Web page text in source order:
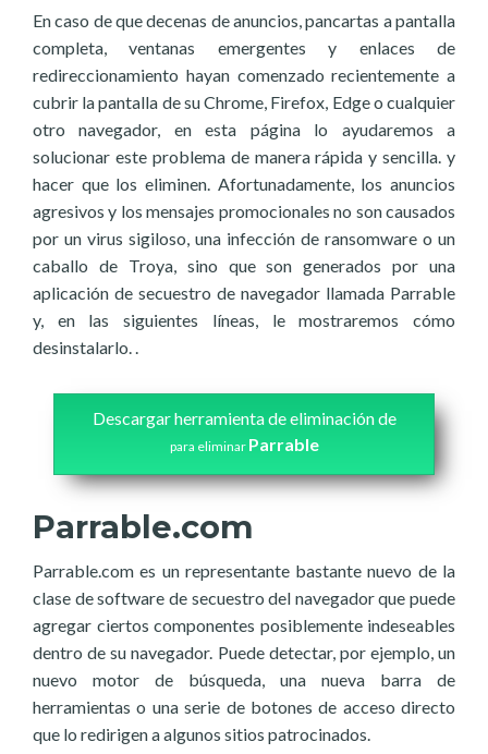
En caso de que decenas de anuncios, pancartas a pantalla
completa, ventanas emergentes y enlaces de
redireccionamiento hayan comenzado recientemente a
cubrir la pantalla de su Chrome, Firefox, Edge o cualquier
otro navegador, en esta página lo ayudaremos a
solucionar este problema de manera rápida y sencilla. y
hacer que los eliminen. Afortunadamente, los anuncios
agresivos y los mensajes promocionales no son causados
por un virus sigiloso, una infección de ransomware o un
caballo de Troya, sino que son generados por una
aplicación de secuestro de navegador llamada Parrable
y, en las siguientes líneas, le mostraremos cómo
desinstalarlo. .
Descargar herramienta de eliminación de
para eliminar Parrable
Parrable.com
Parrable.com es un representante bastante nuevo de la
clase de software de secuestro del navegador que puede
agregar ciertos componentes posiblemente indeseables
dentro de su navegador. Puede detectar, por ejemplo, un
nuevo motor de búsqueda, una nueva barra de
herramientas o una serie de botones de acceso directo
que lo redirigen a algunos sitios patrocinados.